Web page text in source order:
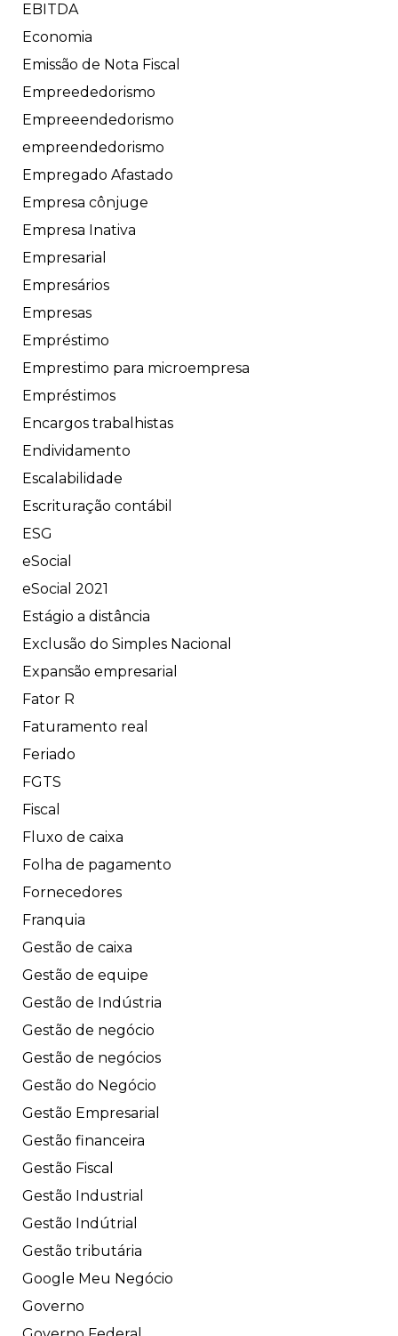
EBITDA
Economia
Emissão de Nota Fiscal
Empreededorismo
Empreeendedorismo
empreendedorismo
Empregado Afastado
Empresa cônjuge
Empresa Inativa
Empresarial
Empresários
Empresas
Empréstimo
Emprestimo para microempresa
Empréstimos
Encargos trabalhistas
Endividamento
Escalabilidade
Escrituração contábil
ESG
eSocial
eSocial 2021
Estágio a distância
Exclusão do Simples Nacional
Expansão empresarial
Fator R
Faturamento real
Feriado
FGTS
Fiscal
Fluxo de caixa
Folha de pagamento
Fornecedores
Franquia
Gestão de caixa
Gestão de equipe
Gestão de Indústria
Gestão de negócio
Gestão de negócios
Gestão do Negócio
Gestão Empresarial
Gestão financeira
Gestão Fiscal
Gestão Industrial
Gestão Indútrial
Gestão tributária
Google Meu Negócio
Governo